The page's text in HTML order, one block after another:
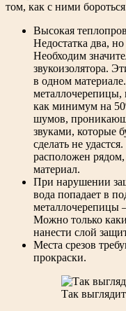
том, как с ними
Высокая
Недостатка два,
Необходим
звукоизолятора.
в одном
металлочерепицы,
как минимум на
шумов,
звуками, которые
сделать не
расположен
материал.
При нарушении
вода попадает в
металлочерепицы
Можно только
нанести слой
Места срезов
прокраски.
Так